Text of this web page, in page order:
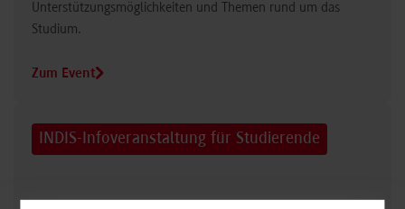
Unterstützungsmöglichkeiten und Themen rund um das
Studium.
Zum Event
INDIS-Infoveranstaltung für Studierende